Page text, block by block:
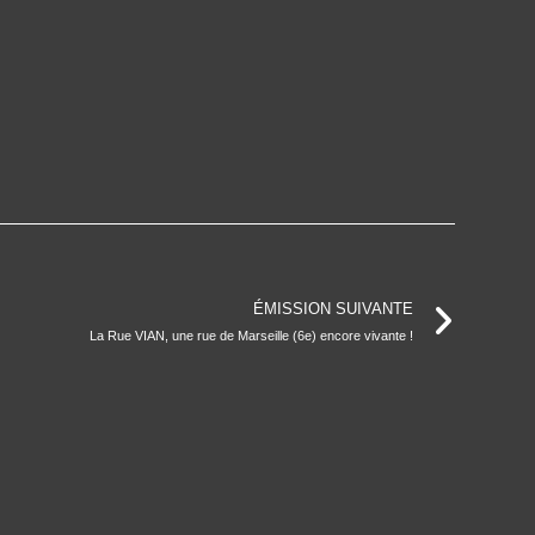
ÉMISSION SUIVANTE
La Rue VIAN, une rue de Marseille (6e) encore vivante !